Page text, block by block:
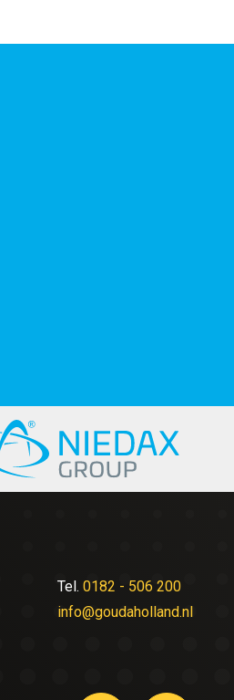
Tel. 0182 - 506 200
info@goudaholland.nl